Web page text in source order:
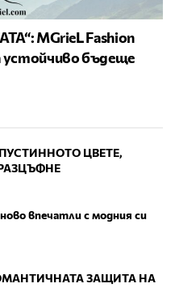
MGrieL Fashion
бъдеще
ЦВЕТЕ,
впечатли с модния си
ЗАЩИТА НА